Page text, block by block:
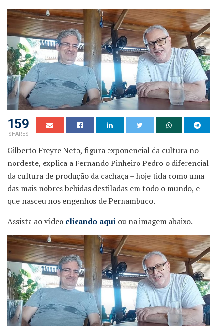
159
SHARES
Gilberto Freyre Neto, figura exponencial da cultura no
nordeste, explica a Fernando Pinheiro Pedro o diferencial
da cultura de produção da cachaça – hoje tida como uma
das mais nobres bebidas destiladas em todo o mundo, e
que nasceu nos engenhos de Pernambuco.
Assista ao vídeo clicando aqui ou na imagem abaixo.